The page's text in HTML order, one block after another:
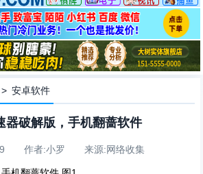
>安卓软件
器破解版，手机翻蔷软件
作者:小罗 来源:网络收集